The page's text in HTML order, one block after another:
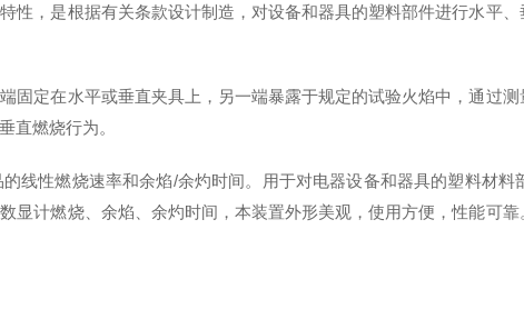
，是根据有关条款设计制造，对设备和器具的塑料部件进行水平、
定在水平或垂直夹具上，另一端暴露于规定的试验火焰中，通过
直燃烧行为。
性燃烧速率和余焰/余灼时间。用于对电器设备和器具的塑料材料
显计燃烧、余焰、余灼时间，本装置外形美观，使用方便，性能可